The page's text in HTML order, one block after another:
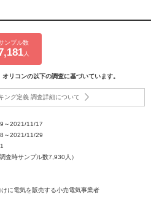
ンプル数
人
リコンの以下の調査に基づいています。
ング定義 調査詳細について
～2021/11/17
～2021/11/29
査時サンプル数7,930人）
に電気を販売する小売電気事業者